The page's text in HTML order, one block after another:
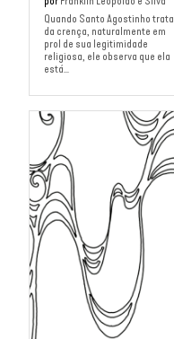
Quando Santo Agostinho trata
da crença, naturalmente em
prol de sua legitimidade
religiosa, ele observa que ela
está...